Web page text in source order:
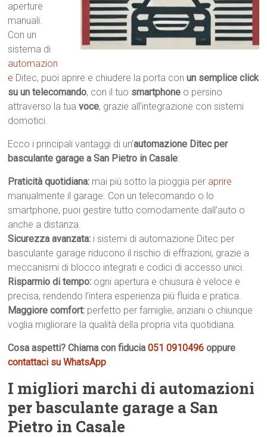
aperture
manuali.
Con un
sistema di
automazion
e Ditec, puoi aprire e chiudere la porta conun semplice click
su un telecomando, con il tuo smartphone o persino
attraverso la tuavoce, grazie all’integrazione con sistemi
domotici.
Ecco i principali vantaggi di un’automazione Ditec per
basculante garage a San Pietro in Casale:
Praticità quotidiana: mai più sotto la pioggia per aprire
manualmente il garage. Con un telecomando o lo
smartphone, puoi gestire tutto comodamente dall’auto o
anche a distanza.
Sicurezza avanzata: i sistemi di automazione Ditec per
basculante garage riducono il rischio di effrazioni, grazie a
meccanismi di blocco integrati e codici di accesso unici.
Risparmio di tempo: ogni apertura e chiusura è veloce e
precisa, rendendo l’intera esperienza più fluida e pratica.
Maggiore comfort: perfetto per famiglie, anziani o chiunque
voglia migliorare la qualità della propria vita quotidiana.
Cosa aspetti? Chiama con fiducia051 0910496 oppure
contattaci su WhatsApp
I migliori marchi di automazioni
per basculante garage a San
Pietro in Casale